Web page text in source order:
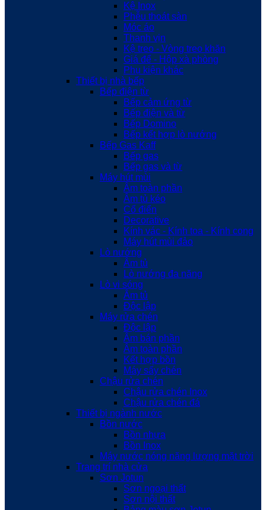
Kệ Inox
Phễu thoát sàn
Móc áo
Thanh vịn
Kệ treo - Vòng treo khăn
Giá để - Hộp xà phòng
Phụ kiện khác
Thiết bị nhà bếp
Bếp điện từ
Bếp cảm ứng từ
Bếp điện và từ
Bếp Domino
Bếp kết hợp lò nướng
Bếp Gas Kaff
Bếp gas
Bếp gas và từ
Máy hút mùi
Âm toàn phần
Âm tủ kéo
Cổ điển
Decorative
Kính vác - Kính toa - Kính cong
Máy hút mùi đảo
Lò nướng
Âm tủ
Lò nướng đa năng
Lò vi sóng
Âm tủ
Độc lập
Máy rửa chén
Độc lập
Âm bán phần
Âm toàn phần
Kết hợp bồn
Máy sấy chén
Chậu rửa chén
Chậu rửa chén Inox
Chậu rửa chén đá
Thiết bị ngành nước
Bồn nước
Bồn nhựa
Bồn Inox
Máy nước nóng năng lượng mặt trời
Trang trí nhà cửa
Sơn Jotun
Sơn ngoại thất
Sơn nội thất